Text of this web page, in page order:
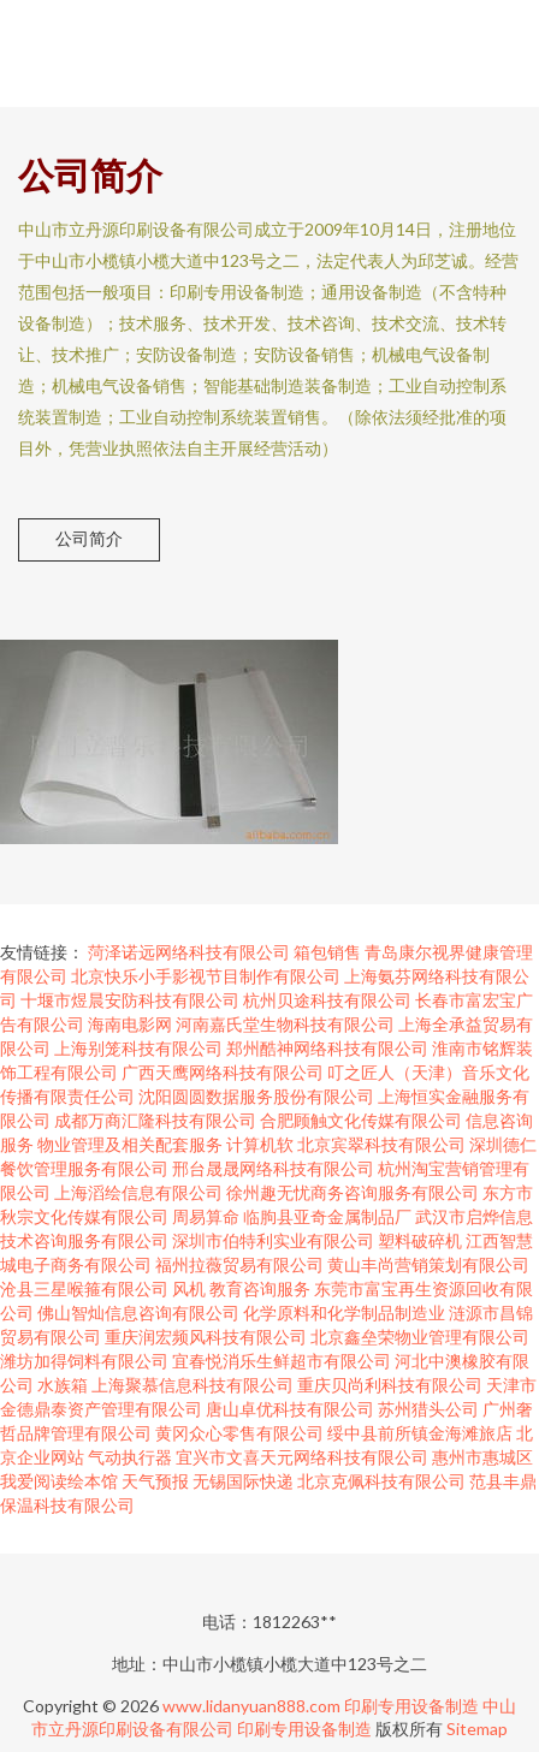
公司简介
中山市立丹源印刷设备有限公司成立于2009年10月14日，注册地位
于中山市小榄镇小榄大道中123号之二，法定代表人为邱芝诚。经营
范围包括一般项目：印刷专用设备制造；通用设备制造（不含特种
设备制造）；技术服务、技术开发、技术咨询、技术交流、技术转
让、技术推广；安防设备制造；安防设备销售；机械电气设备制
造；机械电气设备销售；智能基础制造装备制造；工业自动控制系
统装置制造；工业自动控制系统装置销售。（除依法须经批准的项
目外，凭营业执照依法自主开展经营活动）
公司简介
友情链接： 菏泽诺远网络科技有限公司 箱包销售 青岛康尔视界健康管理
有限公司 北京快乐小手影视节目制作有限公司
上海氨芬网络科技有限公
司 十堰市煜晨安防科技有限公司 杭州贝途科技有限公司 长春市富宏宝广
告有限公司 海南电影网 河南嘉氏堂生物科技有限公司
上海全承益贸易有
限公司
上海别笼科技有限公司 郑州酷神网络科技有限公司 淮南市铭辉装
饰工程有限公司 广西天鹰网络科技有限公司 叮之匠人（天津）音乐文化
传播有限责任公司 沈阳圆圆数据服务股份有限公司
上海恒实金融服务有
限公司 成都万商汇隆科技有限公司 合肥顾触文化传媒有限公司 信息咨询
服务 物业管理及相关配套服务 计算机软北京宾翠科技有限公司 深圳德仁
餐饮管理服务有限公司 邢台晟晟网络科技有限公司 杭州淘宝营销管理有
限公司
上海滔绘信息有限公司 徐州趣无忧商务咨询服务有限公司 东方市
秋宗文化传媒有限公司 周易算命 临朐县亚奇金属制品厂武汉市启烨信息
技术咨询服务有限公司 深圳市伯特利实业有限公司 塑料破碎机江西智慧
城电子商务有限公司 福州拉薇贸易有限公司 黄山丰尚营销策划有限公司
沧县三星喉箍有限公司 风机教育咨询服务 东莞市富宝再生资源回收有限
公司 佛山智灿信息咨询有限公司 化学原料和化学制品制造业 涟源市昌锦
贸易有限公司 重庆润宏频风科技有限公司 北京鑫垒荣物业管理有限公司
潍坊加得饲料有限公司 宜春悦消乐生鲜超市有限公司 河北中澳橡胶有限
公司 水族箱 上海聚慕信息科技有限公司 重庆贝尚利科技有限公司 天津市
金德鼎泰资产管理有限公司 唐山卓优科技有限公司 苏州猎头公司 广州奢
哲品牌管理有限公司 黄冈众心零售有限公司 绥中县前所镇金海滩旅店北
京企业网站气动执行器 宜兴市文喜天元网络科技有限公司 惠州市惠城区
我爱阅读绘本馆 天气预报 无锡国际快递 北京克佩科技有限公司 范县丰鼎
保温科技有限公司
电话：1812263**
地址：中山市小榄镇小榄大道中123号之二
Copyright © 2026www.lidanyuan888.com 印刷专用设备制造 中山
市立丹源印刷设备有限公司 印刷专用设备制造 版权所有Sitemap